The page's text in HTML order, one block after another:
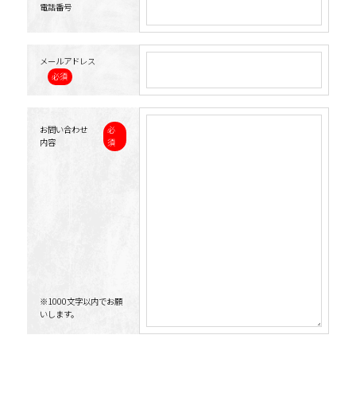
電話番号
メールアドレス
必須
お問い合わせ
内容
必
須
※1000文字以内でお願
いします。